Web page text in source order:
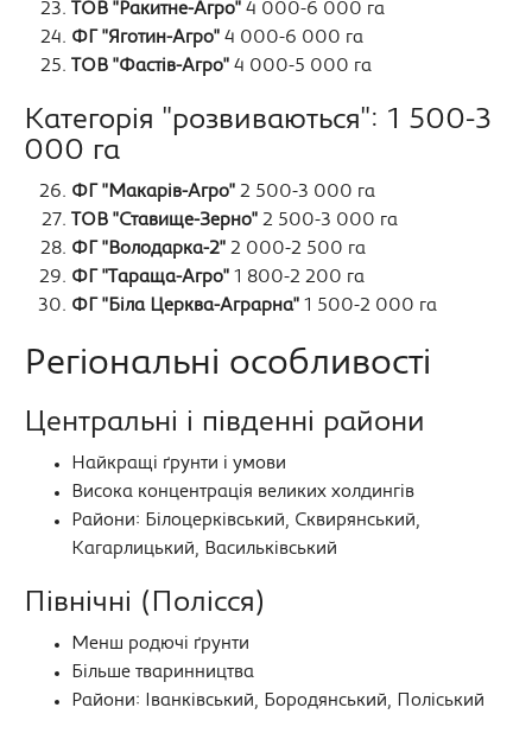
ТОВ "Ракитне-Агро" 4 000-6 000 га
ФГ "Яготин-Агро" 4 000-6 000 га
ТОВ "Фастів-Агро" 4 000-5 000 га
Категорія "розвиваються": 1 500-3
000 га
ФГ "Макарів-Агро" 2 500-3 000 га
ТОВ "Ставище-Зерно" 2 500-3 000 га
ФГ "Володарка-2" 2 000-2 500 га
ФГ "Тараща-Агро" 1 800-2 200 га
ФГ "Біла Церква-Аграрна" 1 500-2 000 га
Регіональні особливості
Центральні і південні райони
Найкращі ґрунти і умови
Висока концентрація великих холдингів
Райони: Білоцерківський, Сквирянський,
Кагарлицький, Васильківський
Північні (Полісся)
Менш родючі ґрунти
Більше тваринництва
Райони: Іванківський, Бородянський, Поліський